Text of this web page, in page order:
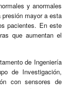
y anormales
mayor a esta
pacientes. En este
que aumentan el
de Ingeniería
de Investigación,
con sensores de